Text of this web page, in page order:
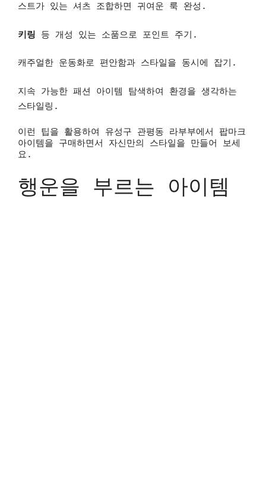
스트가 있는 셔츠 조합하면 귀여운 룩 완성.
키링 등 개성 있는 소품으로 포인트 주기.
캐주얼한 운동화로 편안함과 스타일을 동시에 잡기.
지속 가능한 패션 아이템 탐색하여 환경을 생각하는
스타일링.
이런 팁을 활용하여 유성구 관평동 라부부에서 팝마크
아이템을 구매하면서 자신만의 스타일을 만들어 보세
요.
행운을 부르는 아이템